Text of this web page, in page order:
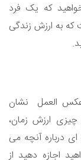
که یک فرد
که به ارزش زندگی
عکس العمل نشان
ارزش زمان،
درباره آنچه می
اجازه دهید از